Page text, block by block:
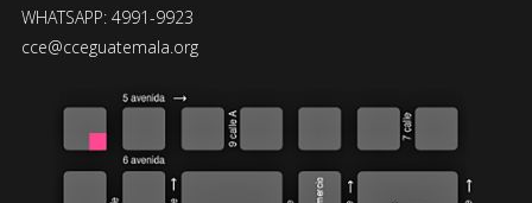
WHATSAPP: 4991-9923
cce@cceguatemala.org